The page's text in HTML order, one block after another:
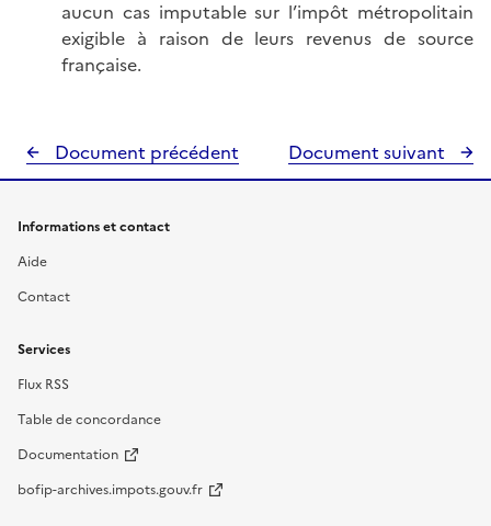
aucun cas imputable sur l’impôt métropolitain
exigible à raison de leurs revenus de source
française.
Document précédent Document suivant
Informations et contact
Aide
Contact
Services
Flux RSS
Table de concordance
Documentation
bofip-archives.impots.gouv.fr